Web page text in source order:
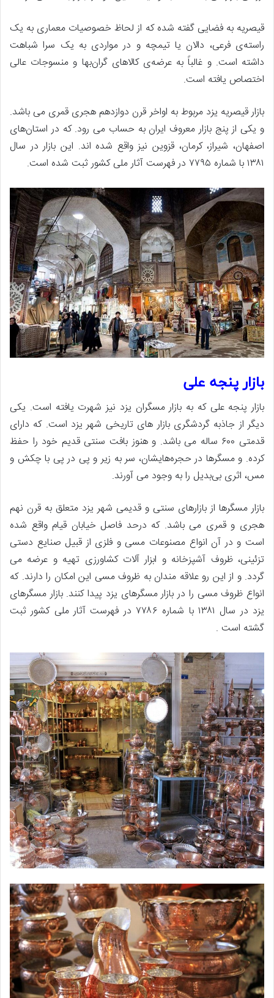
قیصریه به فضایی گفته شده که از لحاظ خصوصیات معماری به یک
راسته‌ی فرعی، دالان یا تیمچه و در مواردی به یک‌ سرا شباهت
داشته است. و غالباً به عرضه‌ی کالاهای گران‌بها و منسوجات عالی
اختصاص یافته است.
بازار قیصریه یزد مربوط به اواخر قرن دوازدهم هجری قمری می باشد.
و یکی از پنج بازار معروف ایران به حساب می رود. که در استان‌های
اصفهان، شیراز، کرمان، قزوین نیز واقع شده اند. این بازار در سال
۱۳۸۱ با شماره ۷۷۹۵ در فهرست آثار ملی کشور ثبت شده است.
بازار پنجه علی
بازار پنجه علی که به بازار مسگران یزد نیز شهرت یافته است. یکی
دیگر از جاذبه گردشگری بازار های تاریخی شهر یزد است. که دارای
قدمتی ۶۰۰ ساله می باشد. و هنوز بافت سنتی قدیم خود را حفظ
کرده. و مسگرها در حجره‌هایشان، سر به زیر و پی در پی با چکش و
مس، اثری بی‌بدیل را به وجود می آورند.
بازار مسگرها از بازارهای سنتی و قدیمی شهر یزد متعلق به قرن نهم
هجری و قمری می باشد. که درحد فاصل خیابان قیام واقع شده
است و در آن انواع مصنوعات مسی و فلزی از قبیل صنایع دستی
تزئینی، ظروف آشپزخانه و ابزار آلات کشاورزی تهیه و عرضه می
گردد. و از این رو علاقه مندان به ظروف مسی این امکان را دارند. که
انواع ظروف مسی را در بازار مسگرهای یزد پیدا کنند. بازار مسگرهای
یزد در سال ۱۳۸۱ با شماره ۷۷۸۶ در فهرست آثار ملی کشور ثبت
گشته است .